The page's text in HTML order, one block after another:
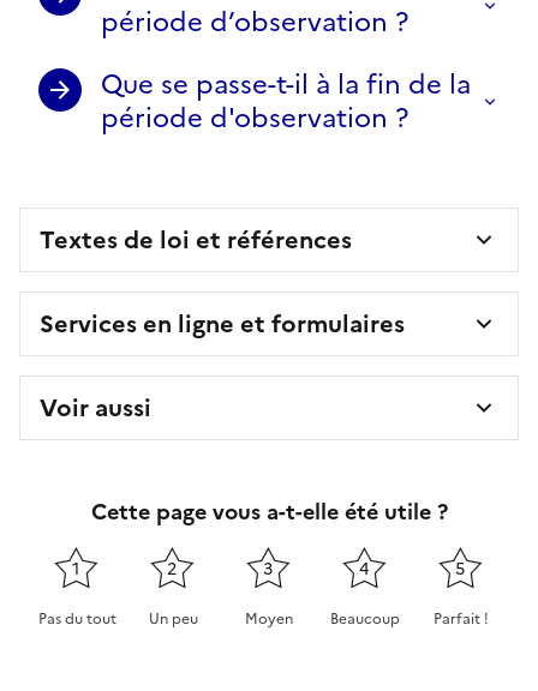
période d’observation ?
Que se passe-t-il à la fin de la
période d'observation ?
Textes de loi et références
Services en ligne et formulaires
Voir aussi
Cette page vous a-t-elle été utile ?
1
Pas du tout
2
Un peu
3
Moyen
4
Beaucoup
5
Parfait !